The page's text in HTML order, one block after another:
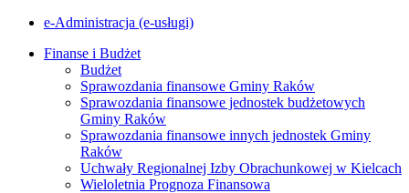
e-Administracja (e-usługi)
Finanse i Budżet
Budżet
Sprawozdania finansowe Gminy Raków
Sprawozdania finansowe jednostek budżetowych
Gminy Raków
Sprawozdania finansowe innych jednostek Gminy
Raków
Uchwały Regionalnej Izby Obrachunkowej w Kielcach
Wieloletnia Prognoza Finansowa